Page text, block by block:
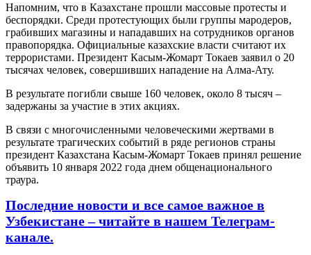
Напомним, что в Казахстане прошли массовые протесты и
беспорядки. Среди протестующих были группы мародеров,
грабивших магазины и нападавших на сотрудников органов
правопорядка. Официальные казахские власти считают их
террористами. Президент Касым-Жомарт Токаев заявил о 20
тысячах человек, совершивших нападение на Алма-Ату.
В результате погибли свыше 160 человек, около 8 тысяч –
задержаны за участие в этих акциях.
В связи с многочисленными человеческими жертвами в
результате трагических событий в ряде регионов страны
президент Казахстана Касым-Жомарт Токаев принял решение
объявить 10 января 2022 года днем общенационального
траура.
Последние новости и все самое важное в
Узбекистане – читайте в нашем Телеграм-
канале.